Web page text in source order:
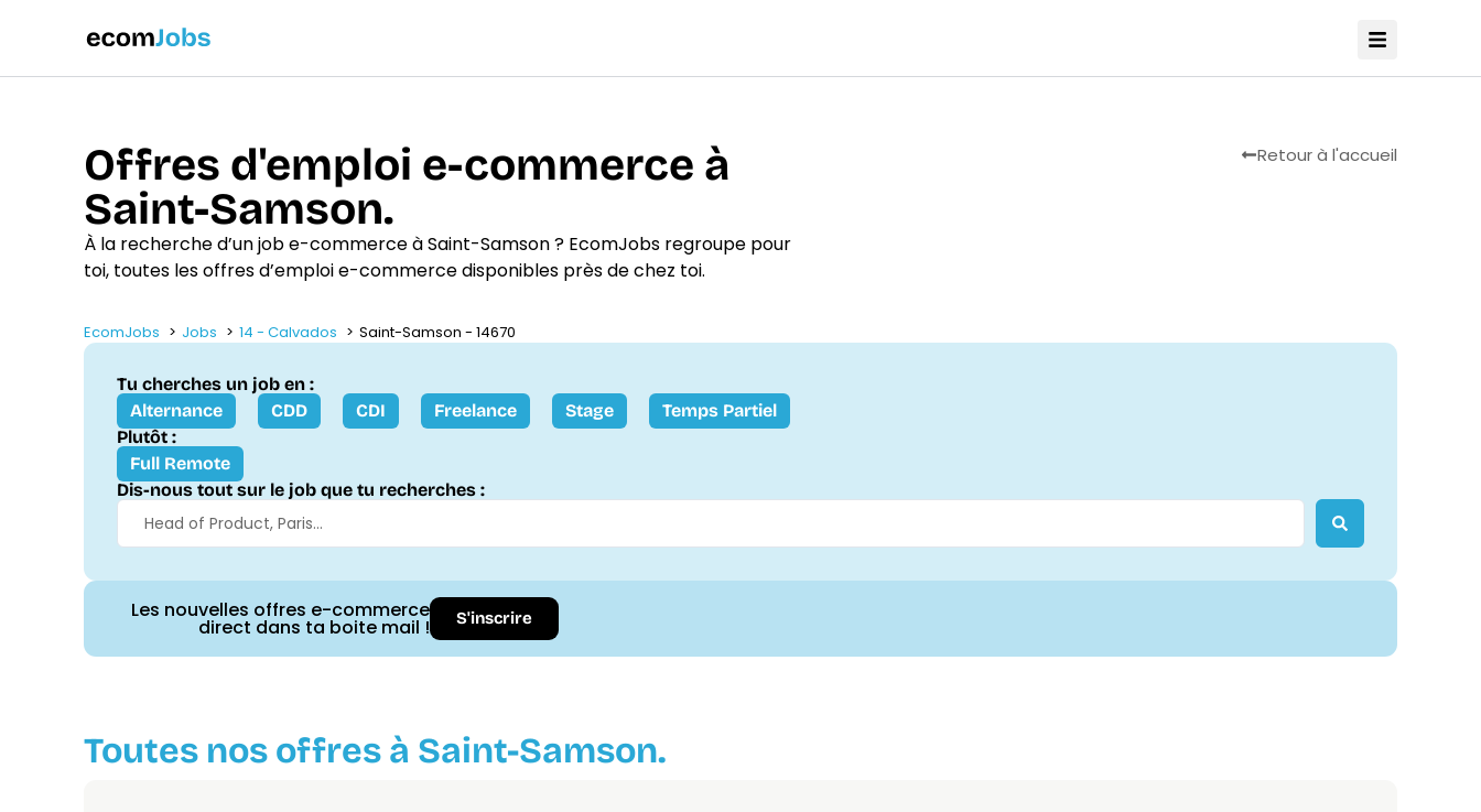
Offres d'emploi e-commerce à
Saint-Samson.
À la recherche d’un job e-commerce à Saint-Samson ? EcomJobs regroupe pour
toi, toutes les offres d’emploi e-commerce disponibles près de chez toi.
Retour à l'accueil
EcomJobs Jobs 14 - Calvados Saint-Samson - 14670
Tu cherches un job en :
Alternance
CDD CDI Freelance Stage
Temps Partiel
Plutôt :
Full Remote
Dis-nous tout sur le job que tu recherches :
Les nouvelles offres e-commerce
direct dans ta boite mail ! S'inscrire
Toutes nos offres à Saint-Samson.